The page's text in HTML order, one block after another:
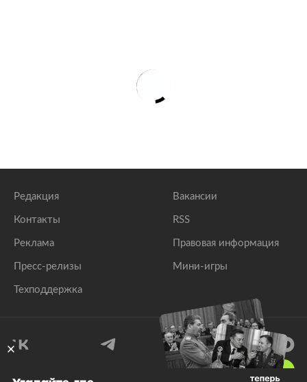
Редакция
Контакты
Реклама
Пресс-релизы
Техподдержка
Вакансии
RSS
Правовая информация
Мини-игры